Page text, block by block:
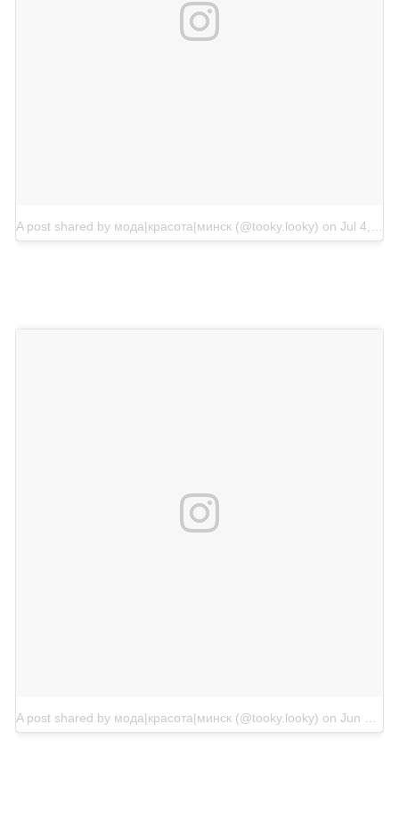
A post shared by мода|красота|минск (@tooky.looky) on Jul 4, 2018 at 12:14pm PDT
A post shared by мода|красота|минск (@tooky.looky) on Jun 10, 2018 at 11:09am PDT